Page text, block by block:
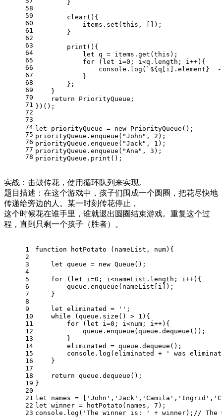
58
59
60
61
62
63
64
65
66
67
68
69
70
71
72
73
74
75
76
77
78
        }
clear( ){
            items.
set ( this , []);
        }
print ( ){
let q = items. get ( this );
for ( let i=0 ; i<q. length ; i++){
console . log ( ` ${q[i].element}
            }
        };
    }
return
PriorityQueue ;
})();
let priorityQueue = new PriorityQueue ();
priorityQueue. enqueue ( "John" , 2 );
priorityQueue. enqueue ( "Jack" , 1 );
priorityQueue. enqueue ( "Ana" , 3 );
priorityQueue. print ();
实战：击鼓传花，使用循环队列来实现。
题目描述：在这个游戏中，孩子们围成一个圆圈，把花尽快地
传递给旁边的人。某一时刻传花停止，
这个时候花在谁手里，谁就退出圆圈结束游戏。重复这个过
程，直到只剩一个孩子（胜者）。
1
2
3
4
5
6
7
8
9
10
11
12
13
14
15
16
17
18
19
20
21
22
23
function hotPotato ( nameList, num){
let queue = new Queue ();
for ( let i=0 ; i<nameList. length ; i++){
        queue.
enqueue (nameList[i]);
    }
let eliminated = '' ;
while (queue. size () > 1 ){
for ( let i=0 ; i<num; i++){
            queue.
enqueue (queue. dequeue ());
        }
        eliminated = queue.
dequeue ();
console . log (eliminated +
' was
    }
return queue. dequeue ();
}
let names = [ 'John' , 'Jack' , 'Camila' , 'Ingrid' ,
let winner = hotPotato (names, 7 );
console . log ( 'The winner is: ' + winner); // The